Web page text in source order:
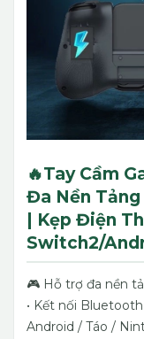
🔥Tay Cầm
Đa Nền
| Kẹp Điện
Switch2/
🎮 Hỗ trợ đa nền
• Kết nối
Android / Táo /